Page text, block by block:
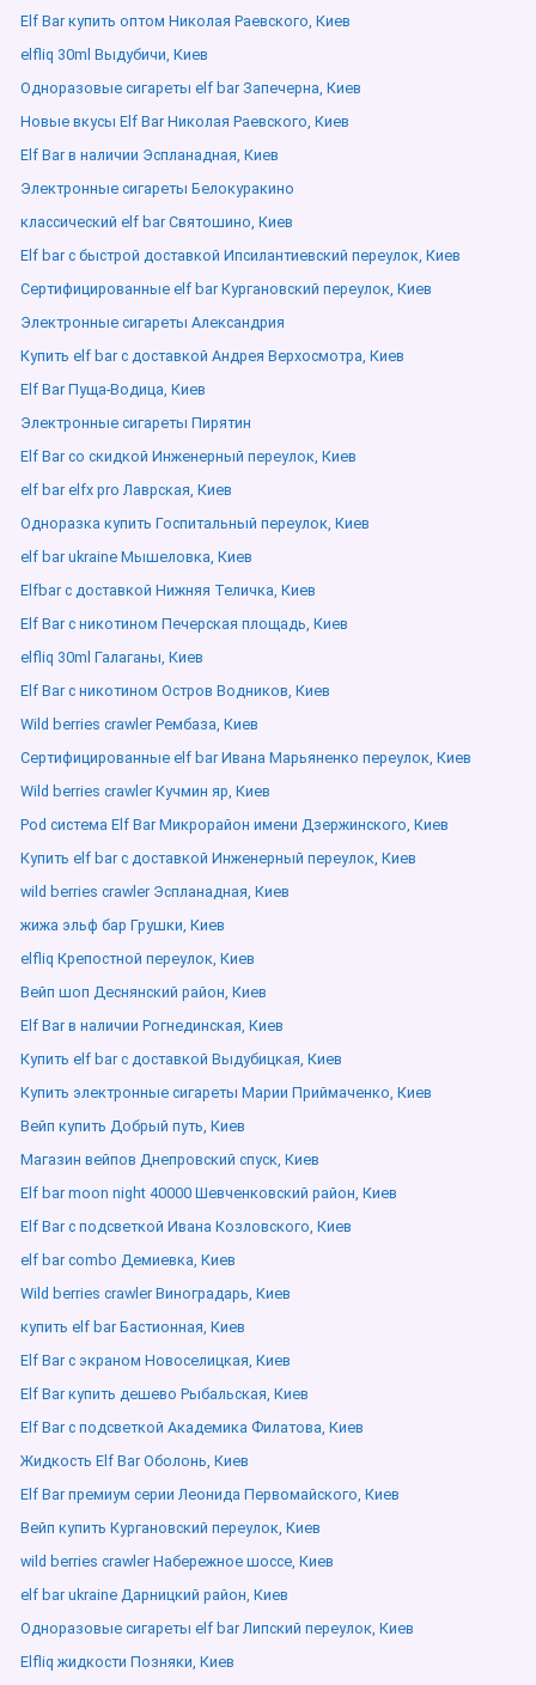
Elf Bar купить оптом Николая Раевского, Киев
elfliq 30ml Выдубичи, Киев
Одноразовые сигареты elf bar Запечерна, Киев
Новые вкусы Elf Bar Николая Раевского, Киев
Elf Bar в наличии Эспланадная, Киев
Электронные сигареты Белокуракино
классический elf bar Святошино, Киев
Elf bar с быстрой доставкой Ипсилантиевский переулок, Киев
Сертифицированные elf bar Кургановский переулок, Киев
Электронные сигареты Александрия
Купить elf bar с доставкой Андрея Верхосмотра, Киев
Elf Bar Пуща-Водица, Киев
Электронные сигареты Пирятин
Elf Bar со скидкой Инженерный переулок, Киев
elf bar elfx pro Лаврская, Киев
Одноразка купить Госпитальный переулок, Киев
elf bar ukraine Мышеловка, Киев
Elfbar с доставкой Нижняя Теличка, Киев
Elf Bar с никотином Печерская площадь, Киев
elfliq 30ml Галаганы, Киев
Elf Bar с никотином Остров Водников, Киев
Wild berries crawler Рембаза, Киев
Сертифицированные elf bar Ивана Марьяненко переулок, Киев
Wild berries crawler Кучмин яр, Киев
Pod система Elf Bar Микрорайон имени Дзержинского, Киев
Купить elf bar с доставкой Инженерный переулок, Киев
wild berries crawler Эспланадная, Киев
жижа эльф бар Грушки, Киев
elfliq Крепостной переулок, Киев
Вейп шоп Деснянский район, Киев
Elf Bar в наличии Рогнединская, Киев
Купить elf bar с доставкой Выдубицкая, Киев
Купить электронные сигареты Марии Приймаченко, Киев
Вейп купить Добрый путь, Киев
Магазин вейпов Днепровский спуск, Киев
Elf bar moon night 40000 Шевченковский район, Киев
Elf Bar с подсветкой Ивана Козловского, Киев
elf bar combo Демиевка, Киев
Wild berries crawler Виноградарь, Киев
купить elf bar Бастионная, Киев
Elf Bar с экраном Новоселицкая, Киев
Elf Bar купить дешево Рыбальская, Киев
Elf Bar с подсветкой Академика Филатова, Киев
Жидкость Elf Bar Оболонь, Киев
Elf Bar премиум серии Леонида Первомайского, Киев
Вейп купить Кургановский переулок, Киев
wild berries crawler Набережное шоссе, Киев
elf bar ukraine Дарницкий район, Киев
Одноразовые сигареты elf bar Липский переулок, Киев
Elfliq жидкости Позняки, Киев